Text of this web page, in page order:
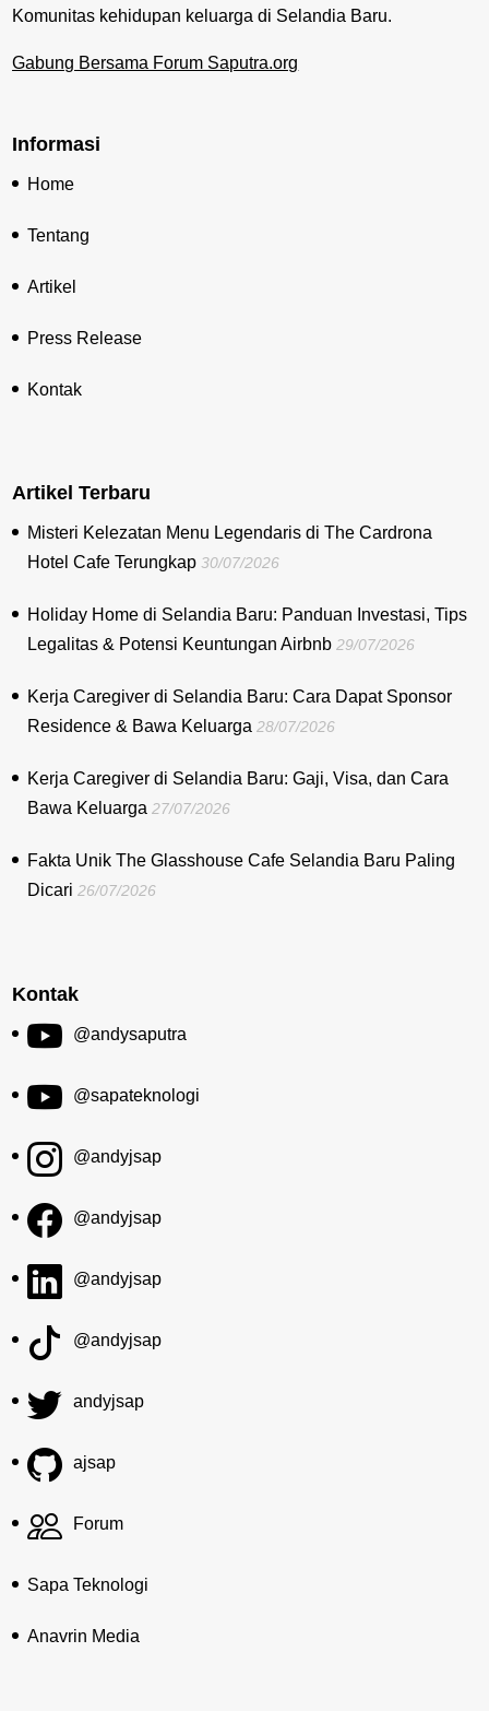
Komunitas kehidupan keluarga di Selandia Baru.
Gabung Bersama Forum Saputra.org
Informasi
Home
Tentang
Artikel
Press Release
Kontak
Artikel Terbaru
Misteri Kelezatan Menu Legendaris di The Cardrona
Hotel Cafe Terungkap 30/07/2026
Holiday Home di Selandia Baru: Panduan Investasi, Tips
Legalitas & Potensi Keuntungan Airbnb 29/07/2026
Kerja Caregiver di Selandia Baru: Cara Dapat Sponsor
Residence & Bawa Keluarga 28/07/2026
Kerja Caregiver di Selandia Baru: Gaji, Visa, dan Cara
Bawa Keluarga 27/07/2026
Fakta Unik The Glasshouse Cafe Selandia Baru Paling
Dicari 26/07/2026
Kontak
@andysaputra
@sapateknologi
@andyjsap
@andyjsap
@andyjsap
@andyjsap
andyjsap
ajsap
Forum
Sapa Teknologi
Anavrin Media